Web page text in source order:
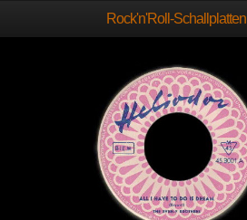
Rock'n'Roll-Schallplatten